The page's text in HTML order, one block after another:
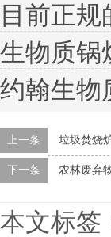
目前正
生物质锅
约翰生物
上一条 垃圾焚烧
下一条 农林废弃
本文标签